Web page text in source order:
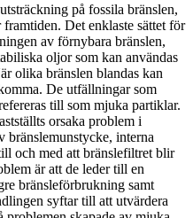
på fossila bränslen,
Det enklaste sättet för
av förnybara bränslen,
oljor som kan användas
olika bränslen blandas kan
De utfällningar som
till som mjuka partiklar.
orsaka problem i
bränslemunstycke, interna
och med att bränslefiltret blir
är att de leder till en
bränsleförbrukning samt
syftar till att utvärdera